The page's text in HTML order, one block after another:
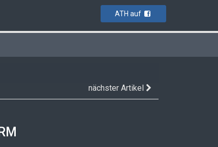
ATH auf
nächster Artikel